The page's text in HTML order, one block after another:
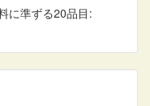
に準ずる20品目